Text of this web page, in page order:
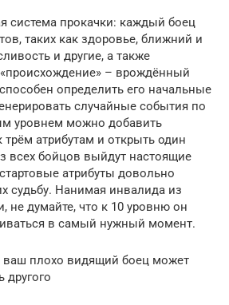
система прокачки: каждый боец
таких как здоровье, ближний и
и другие, а также
– врождённый
определить его начальные
случайные события по
уровнем можно добавить
трём атрибутам и открыть один
всех бойцов выйдут настоящие
атрибуты довольно
судьбу. Нанимая инвалида из
не думайте, что к 10 уровню он
в самый нужный момент.
ваш плохо видящий боец может
другого